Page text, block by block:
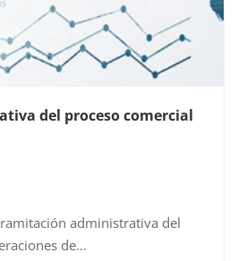
del proceso comercial
administrativa del
de